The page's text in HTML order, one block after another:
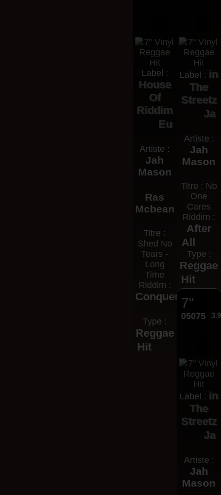
Label :
House
Of
Riddim
Eu
Artiste :
Jah
Mason
Ras
Mcbean
Titre :
Shed No
Tears -
Long
Time
Riddim :
Conquerer
Type :
Reggae
Hit
Label : in
The
Streetz
Ja
Artiste :
Jah
Mason
Titre : No
One
Cares
Riddim :
After
All
Type :
Reggae
Hit
7"
05075
Label : in
The
Streetz
Ja
Artiste :
Jah
Mason